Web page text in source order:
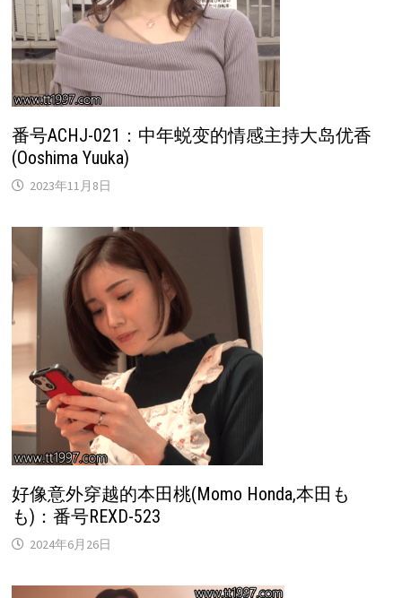
番号ACHJ-021：中年蜕变的情感主持大岛优香
(Ooshima Yuuka)
2023年11月8日
好像意外穿越的本田桃(Momo Honda,本田も
も)：番号REXD-523
2024年6月26日